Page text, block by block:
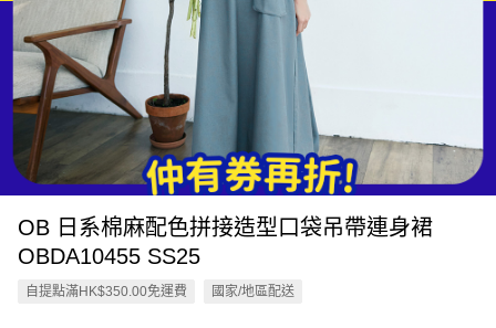
OB 日系棉麻配色拼接造型口袋吊帶連身裙
OBDA10455 SS25
自提點滿HK$350.00免運費 國家/地區配送